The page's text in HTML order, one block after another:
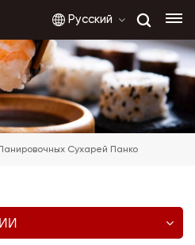
Русский
English
français
Сухарей Панко